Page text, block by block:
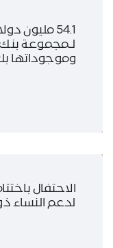
54.1 مليون
وموجوداتها بلغت 4.6
الاحتفال
لدعم النساء